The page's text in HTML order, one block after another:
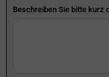
Beschreiben Sie bitte kurz